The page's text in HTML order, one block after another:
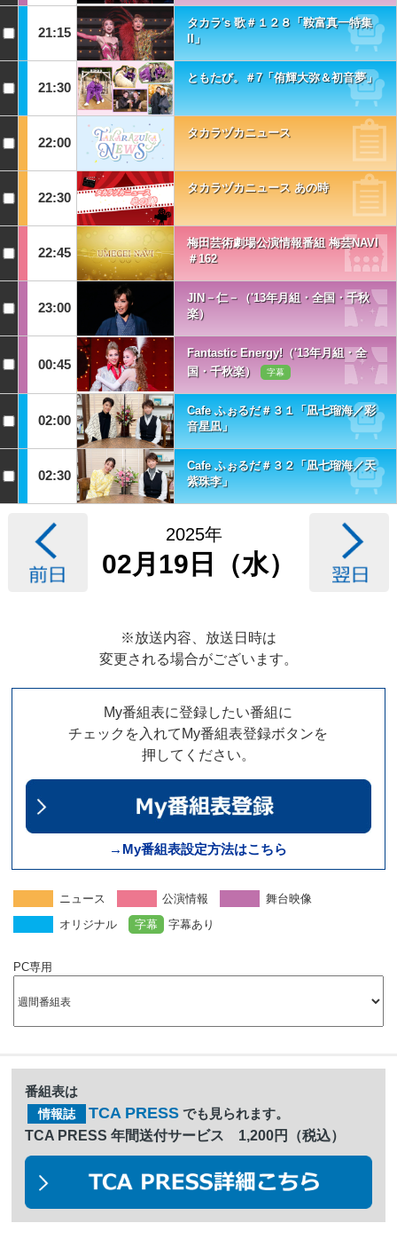
21:15
タカラ's 歌＃１２８「鞍富真一特集
II」
21:30
ともたび。＃7「侑輝大弥＆初音夢」
22:00
タカラヅカニュース
22:30
タカラヅカニュース あの時
22:45
梅田芸術劇場公演情報番組 梅芸NAVI
＃162
23:00
JIN－仁－（'13年月組・全国・千秋
楽）
00:45
Fantastic Energy!（'13年月組・全
国・千秋楽）
字幕
02:00
Cafe ふぉるだ＃３１「凪七瑠海／彩
音星凪」
02:30
Cafe ふぉるだ＃３２「凪七瑠海／天
紫珠李」
2025年
02月19日（水）
※放送内容、放送日時は
変更される場合がございます。
My番組表に登録したい番組に
チェックを入れてMy番組表登録ボタンを
押してください。
→My番組表設定方法はこちら
ニュース 公演情報
舞台映像
オリジナル
字幕 字幕あり
PC専用
番組表は
情報誌 TCA PRESS でも見られます。
TCA PRESS 年間送付サービス 1,200円（税込）